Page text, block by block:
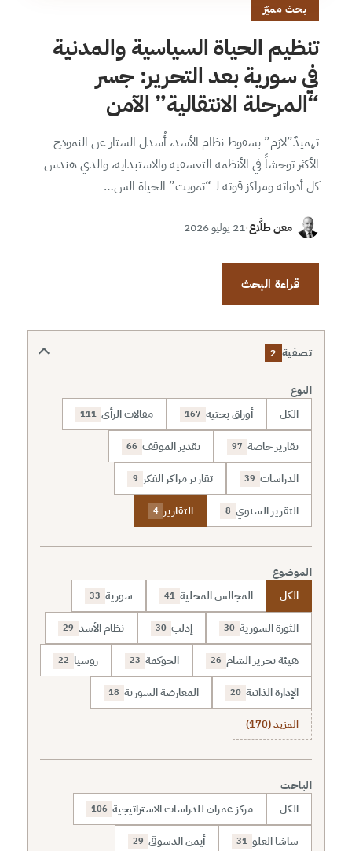
بحث مميّز
تنظيم الحياة السياسية والمدنية
في سورية بعد التحرير: جسر
“المرحلة الانتقالية” الآمن
تهميدٌ”لازم” بسقوط نظام الأسد، أُسدل الستار عن النموذج
الأكثر توحشاً في الأنظمة التعسفية والاستبداية، والذي هندس
كل أدواته ومراكز قوته لـ “تمويت” الحياة الس…
معن طلَّاع·21 يوليو 2026
قراءة البحث
تصفية 2
النوع
الكل أوراق بحثية 167 مقالات الرأي 111
تقارير خاصة 97 تقدير الموقف 66
الدراسات 39 تقارير مراكز الفكر 9
التقرير السنوي 8 التقارير 4
الموضوع
الكل المجالس المحلية 41 سورية 33
الثورة السورية 30 إدلب 30 نظام الأسد 29
هيئة تحرير الشام 26 الحوكمة 23 روسيا 22
الإدارة الذاتية 20 المعارضة السورية 18
المزيد (170)
الباحث
الكل مركز عمران للدراسات الاستراتيجية 106
ساشا العلو 31 أيمن الدسوقي 29